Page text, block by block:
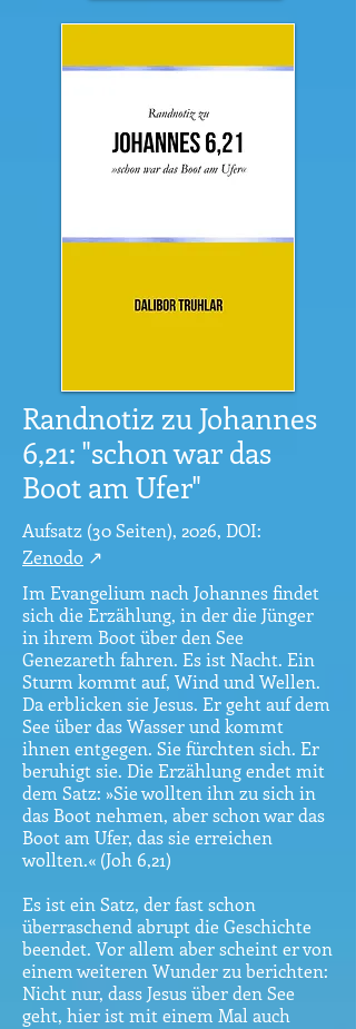
Randnotiz zu Johannes
6,21: "schon war das
Boot am Ufer"
Aufsatz (30 Seiten), 2026, DOI:
Zenodo ↗
Im Evangelium nach Johannes findet
sich die Erzählung, in der die Jünger
in ihrem Boot über den See
Genezareth fahren. Es ist Nacht. Ein
Sturm kommt auf, Wind und Wellen.
Da erblicken sie Jesus. Er geht auf dem
See über das Wasser und kommt
ihnen entgegen. Sie fürchten sich. Er
beruhigt sie. Die Erzählung endet mit
dem Satz: »Sie wollten ihn zu sich in
das Boot nehmen, aber schon war das
Boot am Ufer, das sie erreichen
wollten.« (Joh 6,21)
Es ist ein Satz, der fast schon
überraschend abrupt die Geschichte
beendet. Vor allem aber scheint er von
einem weiteren Wunder zu berichten:
Nicht nur, dass Jesus über den See
geht, hier ist mit einem Mal auch